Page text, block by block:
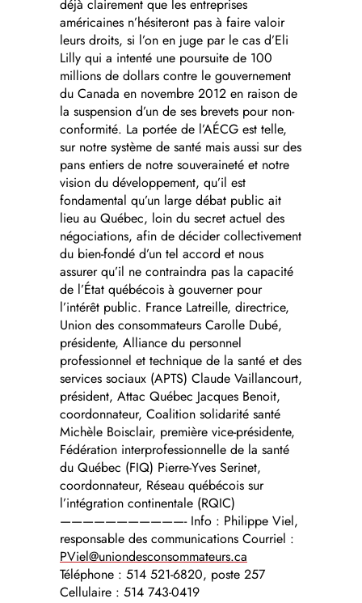
déjà clairement que les entreprises
américaines n’hésiteront pas à faire valoir
leurs droits, si l’on en juge par le cas d’Eli
Lilly qui a intenté une poursuite de 100
millions de dollars contre le gouvernement
du Canada en novembre 2012 en raison de
la suspension d’un de ses brevets pour non-
conformité. La portée de l’AÉCG est telle,
sur notre système de santé mais aussi sur des
pans entiers de notre souveraineté et notre
vision du développement, qu’il est
fondamental qu’un large débat public ait
lieu au Québec, loin du secret actuel des
négociations, afin de décider collectivement
du bien-fondé d’un tel accord et nous
assurer qu’il ne contraindra pas la capacité
de l’État québécois à gouverner pour
l’intérêt public. France Latreille, directrice,
Union des consommateurs Carolle Dubé,
présidente, Alliance du personnel
professionnel et technique de la santé et des
services sociaux (APTS) Claude Vaillancourt,
président, Attac Québec Jacques Benoit,
coordonnateur, Coalition solidarité santé
Michèle Boisclair, première vice-présidente,
Fédération interprofessionnelle de la santé
du Québec (FIQ) Pierre-Yves Serinet,
coordonnateur, Réseau québécois sur
l’intégration continentale (RQIC)
———————————- Info : Philippe Viel,
responsable des communications Courriel :
PViel@uniondesconsommateurs.ca
Téléphone : 514 521-6820, poste 257
Cellulaire : 514 743-0419